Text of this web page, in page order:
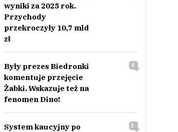
wyniki za 2025 rok.
Przychody
przekroczyły 10,7 mld
zł
Były prezes Biedronki
komentuje przejęcie
Żabki. Wskazuje też na
fenomen Dino!
4
System kaucyjny po
3